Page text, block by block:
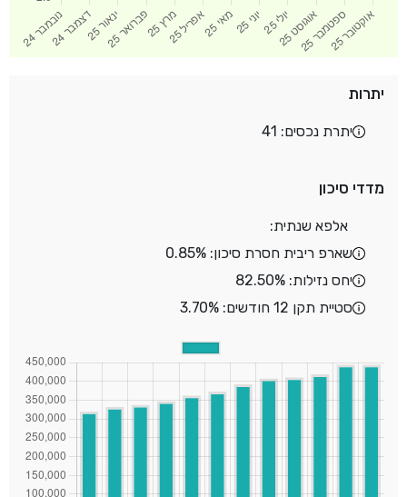
יתרות
יתרת נכסים: 41
מדדי סיכון
אלפא שנתית:
שארפ ריבית חסרת סיכון: 0.85%
יחס נזילות: 82.50%
סטיית תקן 12 חודשים: 3.70%